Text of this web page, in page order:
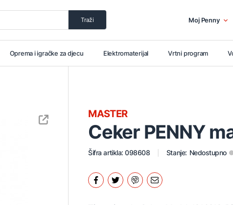
Traži Moj Penny
Oprema i igračke za djecu Elektromaterijal Vrtni program
Ceker PENNY
MASTER
Šifra artikla: 098608 Stanje: Nedostupno